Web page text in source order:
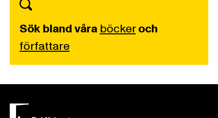
Sök bland våra böckeroch
författare